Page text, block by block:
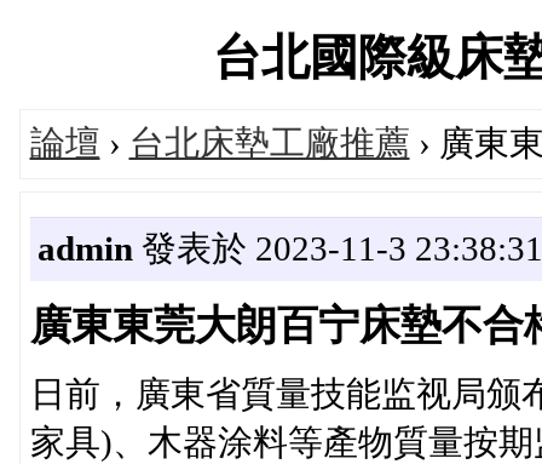
台北國際級床
論壇 › 台北床墊工廠推薦 › 廣東
admin 發表於 2023-11-3 23:38:31
廣東東莞大朗百宁床墊不合
日前，廣東省質量技能监视局
家具)、木器涂料等產物質量按